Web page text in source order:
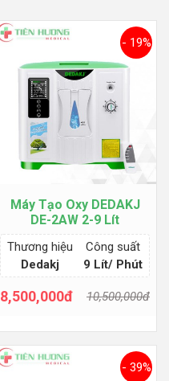
- 19%
Máy Tạo Oxy DEDAKJ
DE-2AW 2-9 Lít
Thương hiệu
Dedakj
Công suất
9 Lít/ Phút
8,500,000đ 10,500,000đ
- 39%